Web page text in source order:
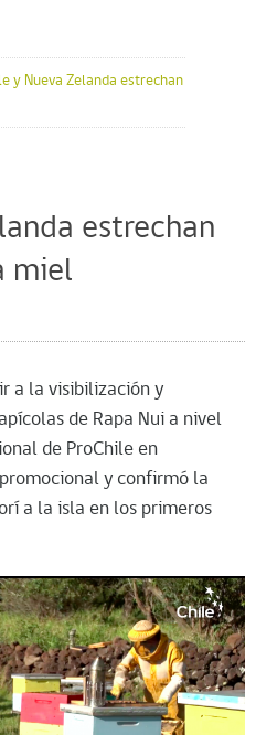
y Nueva Zelanda estrechan
estrechan
miel
a la visibilización y
de Rapa Nui a nivel
de ProChile en
y confirmó la
a la isla en los primeros